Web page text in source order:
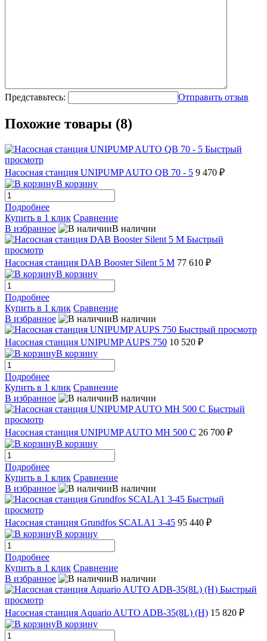
Представьтесь: Отправить отзыв
Похожие товары (8)
Быстрый
просмотр
Насосная станция UNIPUMP AUTO QB 70 - 5 9 470 ₽
В корзину
Подробнее
Купить в 1 клик Сравнение
В избранное
В наличии
Быстрый
просмотр
Насосная станция DAB Booster Silent 5 M 77 610 ₽
В корзину
Подробнее
Купить в 1 клик Сравнение
В избранное
В наличии
Быстрый просмотр
Насосная станция UNIPUMP AUPS 750 10 520 ₽
В корзину
Подробнее
Купить в 1 клик Сравнение
В избранное
В наличии
Быстрый
просмотр
Насосная станция UNIPUMP AUTO MH 500 С 26 700 ₽
В корзину
Подробнее
Купить в 1 клик Сравнение
В избранное
В наличии
Быстрый
просмотр
Насосная станция Grundfos SCALA1 3-45 95 440 ₽
В корзину
Подробнее
Купить в 1 клик Сравнение
В избранное
В наличии
Быстрый
просмотр
Насосная станция Aquario AUTO ADB-35(8L) (H) 15 820 ₽
В корзину